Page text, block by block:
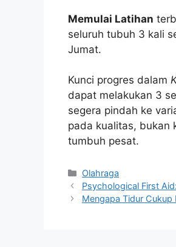
Memulai Latihan
seluruh tubuh 3 kali
Jumat.
Kunci progres dalam
dapat melakukan 3
segera pindah ke
pada kualitas, bukan
tumbuh pesat.
Kategori
Olahraga
Psychological First
Mengapa Tidur Cukup